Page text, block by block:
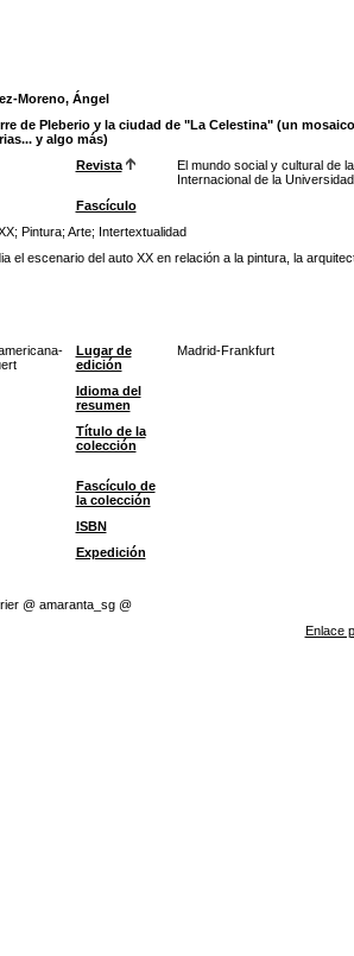
Moreno, Ángel
de Pleberio y la ciudad de "La Celestina" (un
y algo más)
Revista
El mundo social y cultural de
Internacional de la
Fascículo
; Pintura; Arte; Intertextualidad
el escenario del auto XX en relación a la pintura, la
Lugar de
edición
Madrid-Frankfurt
Idioma del
resumen
Título de la
colección
Fascículo de
la colección
ISBN
Expedición
@ amaranta_sg @
Enlace